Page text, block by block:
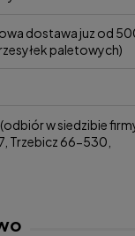
dostawa juz od
paletowych)
(odbiór w siedzibie
Trzebicz 66-530,